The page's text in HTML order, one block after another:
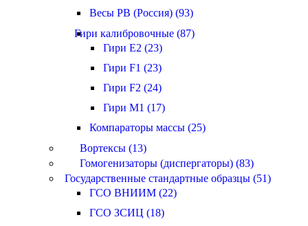
Весы РВ (Россия) (93)
Гири калибровочные (87)
Гири E2 (23)
Гири F1 (23)
Гири F2 (24)
Гири M1 (17)
Компараторы массы (25)
Вортексы (13)
Гомогенизаторы (диспергаторы) (83)
Государственные стандартные образцы (51)
ГСО ВНИИМ (22)
ГСО ЗСИЦ (18)